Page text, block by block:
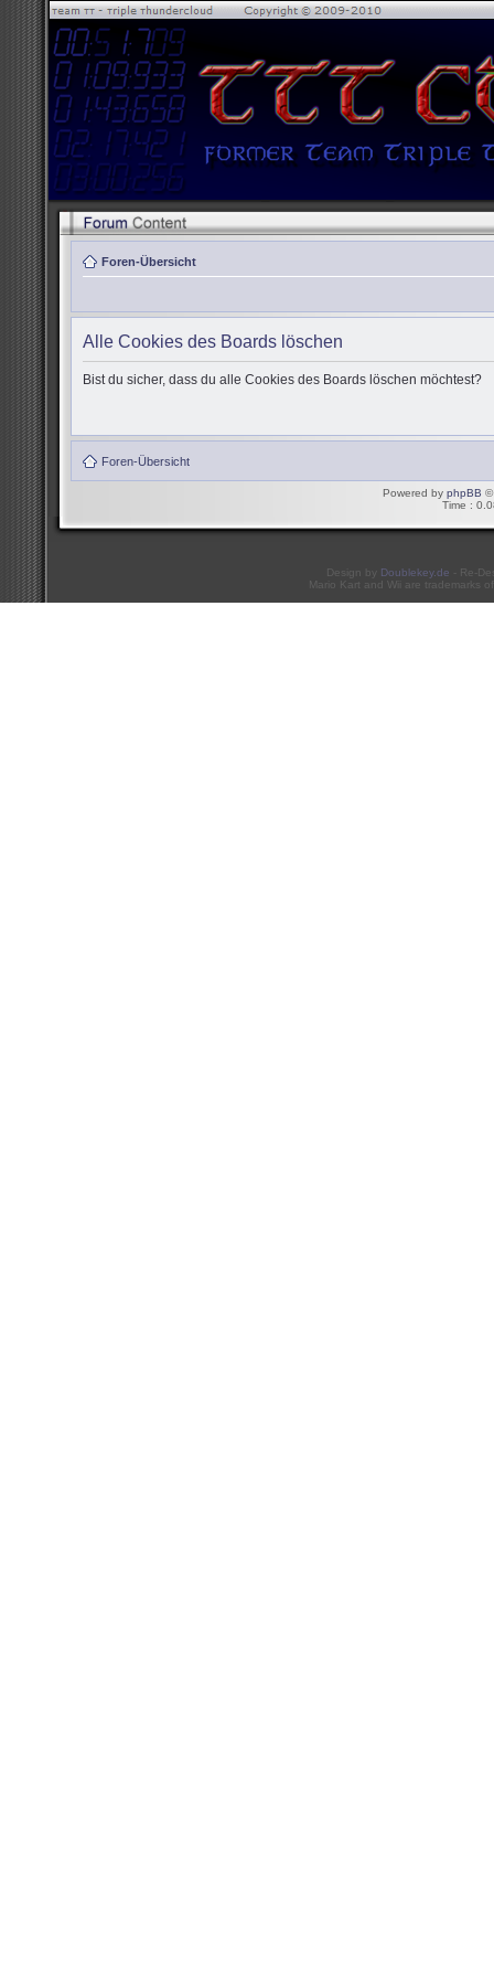
Foren-Übersicht
Alle Cookies des Boards löschen
Bist du sicher, dass du alle Cookies des Boards löschen möchtest?
Foren-Übersicht
Powered by phpBB ©
Time :
Design by Doublekey.de - Re-
Mario Kart and Wii are trademarks